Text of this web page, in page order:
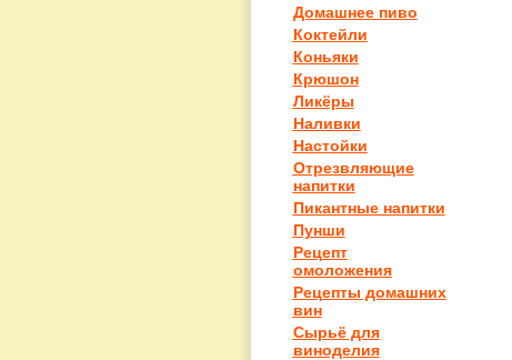
Домашнее пиво
Коктейли
Коньяки
Крюшон
Ликёры
Наливки
Настойки
Отрезвляющие
напитки
Пикантные напитки
Пунши
Рецепт
омоложения
Рецепты домашних
вин
Сырьё для
виноделия